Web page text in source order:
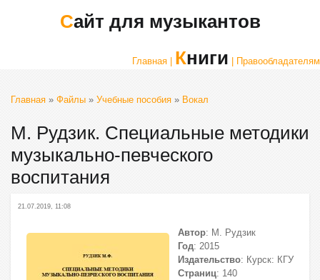
Сайт для музыкантов
Главная | Книги | Правообладателям
Главная » Файлы » Учебные пособия » Вокал
М. Рудзик. Специальные методики
музыкально-певческого
воспитания
21.07.2019, 11:08
Автор: М. Рудзик
Год: 2015
Издательство: Курск: КГУ
Страниц: 140